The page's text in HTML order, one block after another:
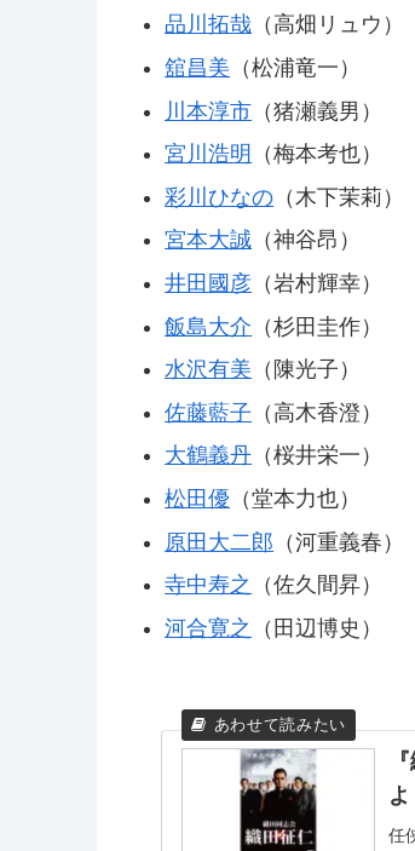
品川拓哉 （高畑リュウ）
舘昌美 （松浦竜一）
川本淳市 （猪瀬義男）
宮川浩明
（梅本考也）
彩川ひなの （木下茉莉）
宮本大誠 （神谷昂）
井田國彦 （岩村輝幸）
飯島大介 （杉田圭作）
水沢有美 （陳光子）
佐藤藍子 （高木香澄）
大鶴義丹 （桜井栄一）
松田優 （堂本力也）
原田大二郎 （河重義春）
寺中寿之
（佐久間昇）
河合寛之
（田辺博史）
任